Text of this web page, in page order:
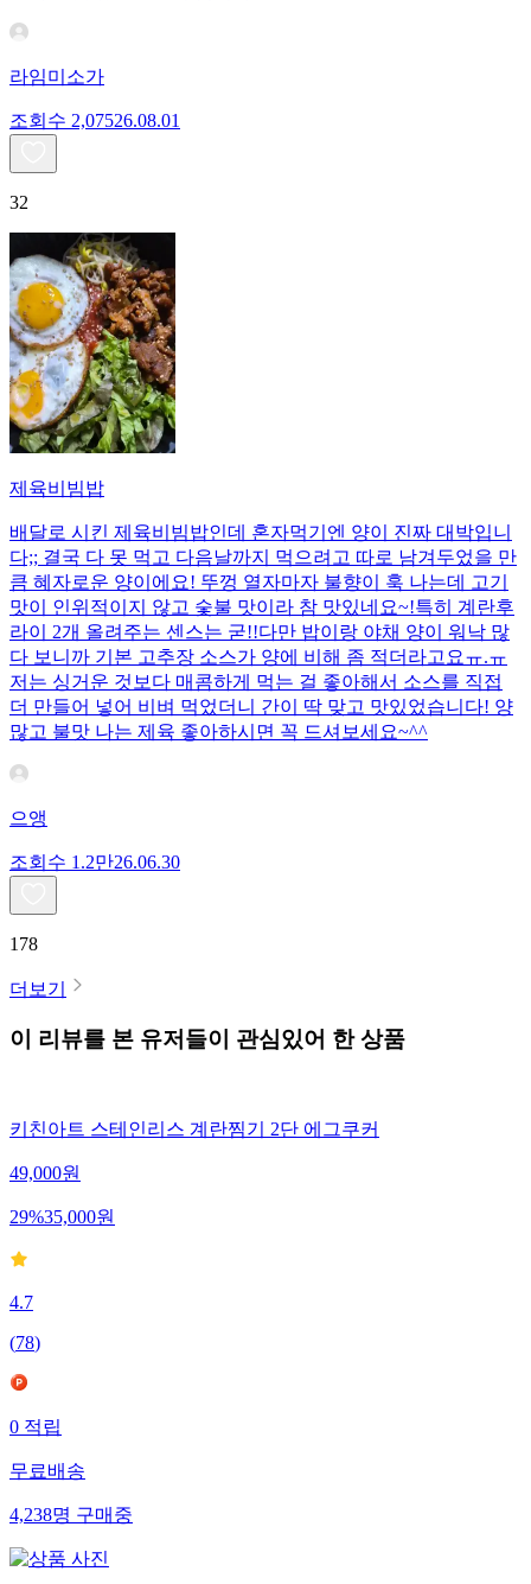
라임미소가
조회수 2,07526.08.01
32
제육비빔밥
배달로 시킨 제육비빔밥인데 혼자먹기엔 양이 진짜 대박입니
다;; 결국 다 못 먹고 다음날까지 먹으려고 따로 남겨두었을 만
큼 혜자로운 양이에요! 뚜껑 열자마자 불향이 훅 나는데 고기
맛이 인위적이지 않고 숯불 맛이라 참 맛있네요~!특히 계란후
라이 2개 올려주는 센스는 굳!! ​다만 밥이랑 야채 양이 워낙 많
다 보니까 기본 고추장 소스가 양에 비해 좀 적더라고요ㅠ.ㅠ
저는 싱거운 것보다 매콤하게 먹는 걸 좋아해서 소스를 직접
더 만들어 넣어 비벼 먹었더니 간이 딱 맞고 맛있었습니다! 양
많고 불맛 나는 제육 좋아하시면 꼭 드셔보세요~^^
으앵
조회수 1.2만26.06.30
178
더보기
이 리뷰를 본 유저들이 관심있어 한 상품
키친아트 스테인리스 계란찜기 2단 에그쿠커
49,000원
29%35,000원
4.7
(78)
0적립
무료배송
4,238명구매중